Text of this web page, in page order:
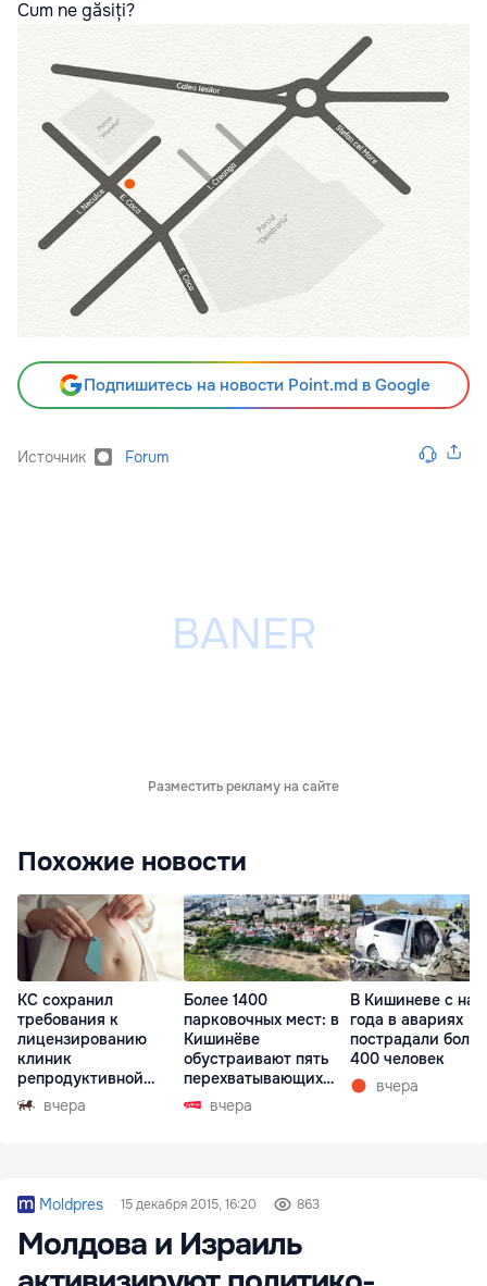
Cum ne găsiți?
Подпишитесь на новости Point.md в Google
Источник Forum
Разместить рекламу на сайте
Похожие новости
КС сохранил
требования к
лицензированию
клиник
репродуктивной
медицины
вчера
Более 1400
парковочных мест: в
Кишинёве
обустраивают пять
перехватывающих
парковок
вчера
В Кишиневе с
года в авариях
пострадали более
400 человек
вчера
Moldpres 15 декабря 2015, 16:20 863
Молдова и Израиль